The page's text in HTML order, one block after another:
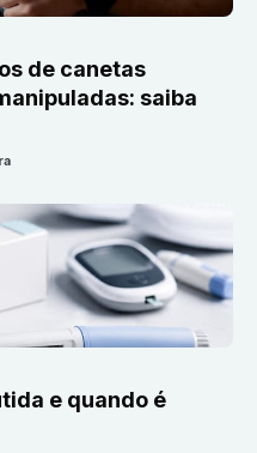
de canetas
saiba
e quando é